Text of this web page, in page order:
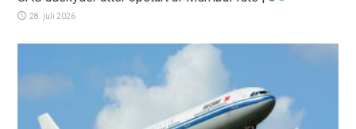
28. juli 2026